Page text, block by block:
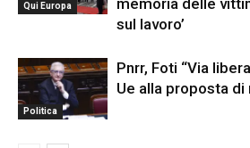
Qui Europa
memoria delle
sul lavoro’
Politica
Pnrr, Foti “Via
Ue alla proposta di